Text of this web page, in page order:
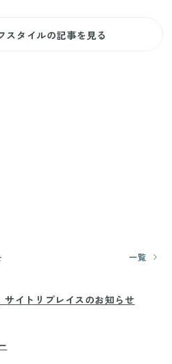
スタイルの記事を見る
一覧
サイトリプレイスのお知らせ